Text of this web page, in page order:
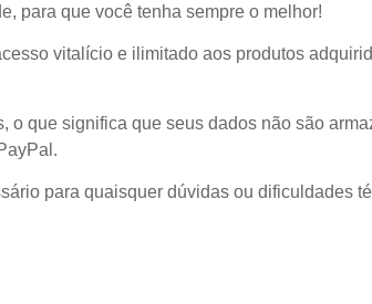
para que você tenha sempre o melhor!
vitalício e ilimitado aos produtos
o que significa que seus dados não são
para quaisquer dúvidas ou dificuldades